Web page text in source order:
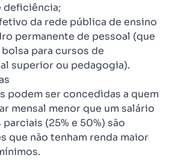
deficiência;
da rede pública de ensino
permanente de pessoal (que
para cursos de
superior ou pedagogia).
podem ser concedidas a quem
mensal menor que um salário
(25% e 50%) são
que não tenham renda maior